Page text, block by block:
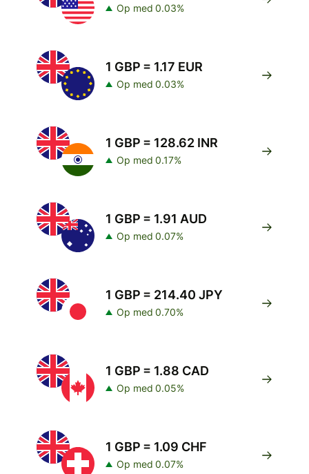
Op med 0.03%
1 GBP = 1.17 EUR
Op med 0.03%
1 GBP = 128.62 INR
Op med 0.17%
1 GBP = 1.91 AUD
Op med 0.07%
1 GBP = 214.40 JPY
Op med 0.70%
1 GBP = 1.88 CAD
Op med 0.05%
1 GBP = 1.09 CHF
Op med 0.07%